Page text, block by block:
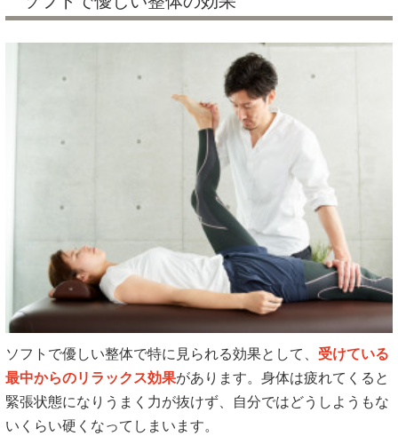
ソフトで優しい整体で特に見られる効果として、 受けている
最中からのリラックス効果があります。身体は疲れてくると
緊張状態になりうまく力が抜けず、自分ではどうしようもな
いくらい硬くなってしまいます。